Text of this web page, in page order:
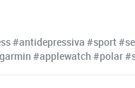
#antidepressiva #sport
#applewatch #polar